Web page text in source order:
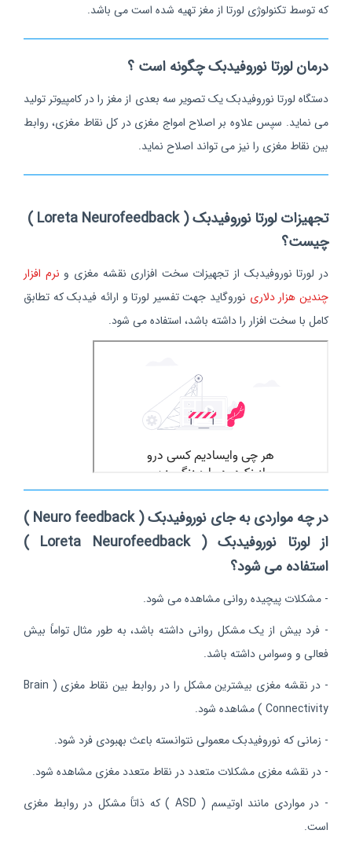
که توسط تکنولوژی لورتا از مغز تهیه شده است می باشد.
درمان لورتا نوروفیدبک چگونه است ؟
دستگاه لورتا نوروفیدبک یک تصویر سه بعدی از مغز را در کامپیوتر تولید
می نماید. سپس علاوه بر اصلاح امواج مغزی در کل نقاط مغزی، روابط
بین نقاط مغزی را نیز می تواند اصلاح نماید.
تجهیزات لورتا نوروفیدبک ( Loreta Neurofeedback )
چیست؟
در لورتا نوروفیدبک از تجهیزات سخت افزاری نقشه مغزی و نرم افزار
چندین هزار دلاری نوروگاید جهت تفسیر لورتا و ارائه فیدبک که تطابق
کامل با سخت افزار را داشته باشد، استفاده می شود.
در چه مواردی به جای نوروفیدبک ( Neuro feedback )
از لورتا نوروفیدبک ( Loreta Neurofeedback )
استفاده می شود؟
- مشکلات پیچیده روانی مشاهده می شود.
- فرد بیش از یک مشکل روانی داشته باشد، به طور مثال تواماً بیش
فعالی و وسواس داشته باشد.
- در نقشه مغزی بیشترین مشکل را در روابط بین نقاط مغزی ( Brain
Connectivity ) مشاهده شود.
- زمانی که نوروفیدبک معمولی نتوانسته باعث بهبودی فرد شود.
- در نقشه مغزی مشکلات متعدد در نقاط متعدد مغزی مشاهده شود.
- در مواردی مانند اوتیسم ( ASD ) که ذاتاً مشکل در روابط مغزی
است.